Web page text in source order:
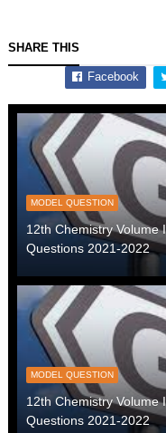
SHARE THIS
Facebook
MODEL QUESTION
12th Chemistry Volume
Questions 2021-2022
MODEL QUESTION
12th Chemistry Volume
Questions 2021-2022